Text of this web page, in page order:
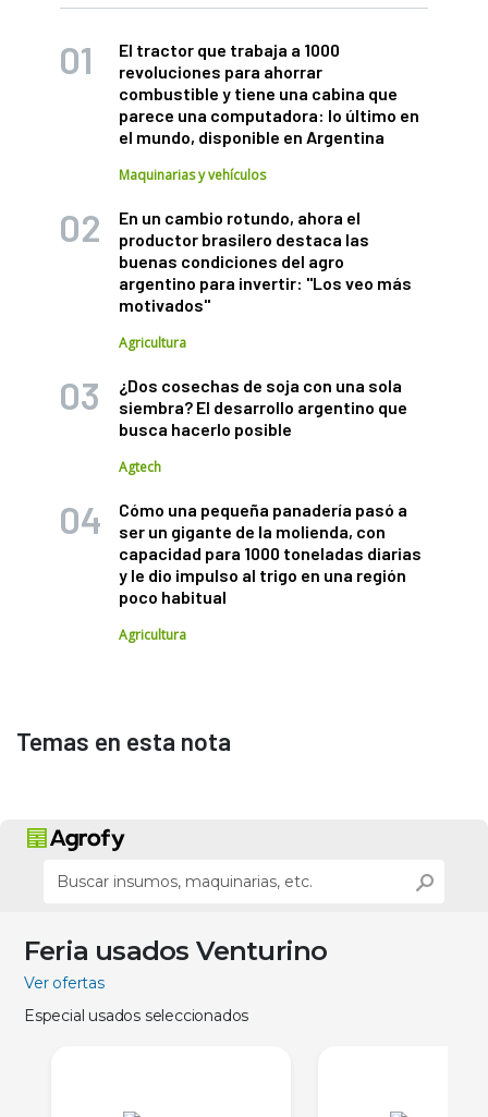
El tractor que trabaja a 1000
revoluciones para ahorrar
combustible y tiene una cabina que
parece una computadora: lo último en
el mundo, disponible en Argentina
Maquinarias y vehículos
En un cambio rotundo, ahora el
productor brasilero destaca las
buenas condiciones del agro
argentino para invertir: "Los veo más
motivados"
Agricultura
¿Dos cosechas de soja con una sola
siembra? El desarrollo argentino que
busca hacerlo posible
Agtech
Cómo una pequeña panadería pasó a
ser un gigante de la molienda, con
capacidad para 1000 toneladas diarias
y le dio impulso al trigo en una región
poco habitual
Agricultura
Temas en esta nota
Feria usados Venturino
Ver ofertas
Especial usados seleccionados